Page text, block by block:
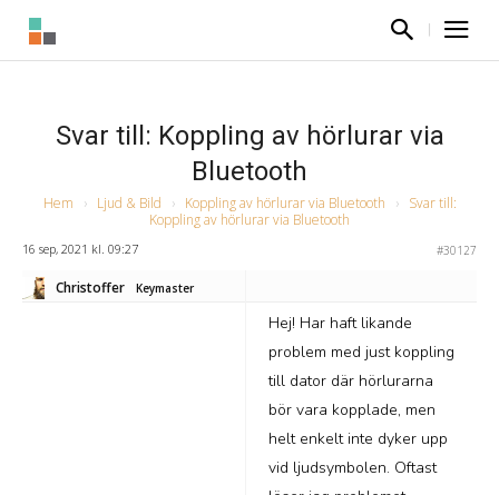
Svar till: Koppling av hörlurar via
Bluetooth
Hem › Ljud & Bild › Koppling av hörlurar via Bluetooth ›
Svar till:
Koppling av hörlurar via Bluetooth
16 sep, 2021 kl. 09:27 #30127
Christoffer Keymaster
Hej! Har haft likande
problem med just koppling
till dator där hörlurarna
bör vara kopplade, men
helt enkelt inte dyker upp
vid ljudsymbolen. Oftast